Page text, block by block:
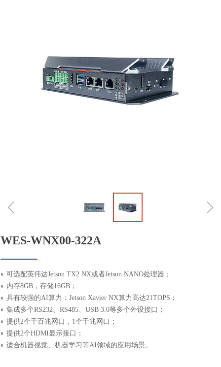
ꁆ ꁇ
WES-WNX00-322A
◐ 可选配英伟达Jetson TX2 NX或者Jetson NANO处理器；
◐ 内存8GB，存储16GB；
◐ 具有较强的AI算力：Jetson Xavier NX算力高达21TOPS；
◐ 集成多个RS232、RS485、USB 3.0等多个外设接口；
◐ 提供2个千百兆网口，1个千兆网口；
◐ 提供2个HDMI显示接口；
◐ 适合机器视觉、机器学习等AI领域的应用场景。